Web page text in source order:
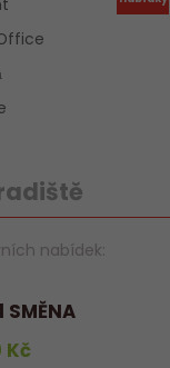
nabídek:
SMĚNA
Kč